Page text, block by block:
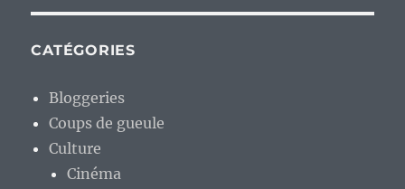
CATÉGORIES
Bloggeries
Coups de gueule
Culture
Cinéma